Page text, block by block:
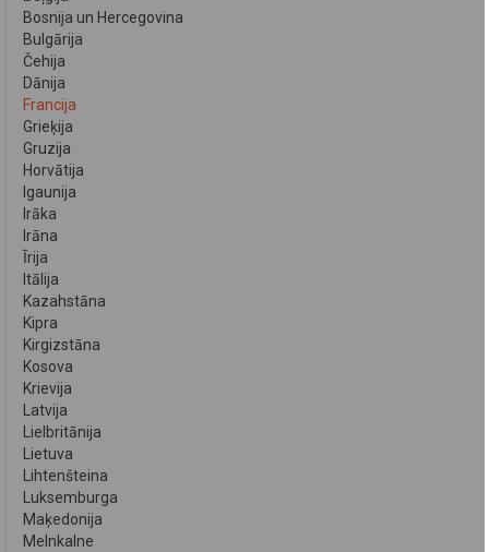
Bosnija un Hercegovina
Bulgārija
Čehija
Dānija
Francija
Grieķija
Gruzija
Horvātija
Igaunija
Irāka
Irāna
Īrija
Itālija
Kazahstāna
Kipra
Kirgizstāna
Kosova
Krievija
Latvija
Lielbritānija
Lietuva
Lihtenšteina
Luksemburga
Maķedonija
Melnkalne